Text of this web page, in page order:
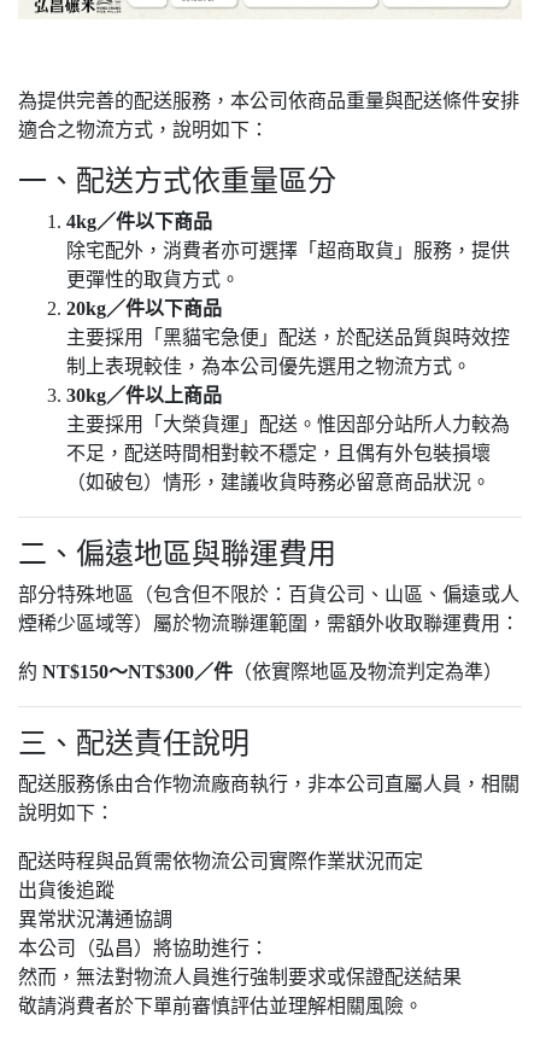
為提供完善的配送服務，本公司依商品重量與配送條件安排
適合之物流方式，說明如下：
一、配送方式依重量區分
4kg／件以下商品
除宅配外，消費者亦可選擇「超商取貨」服務，提供
更彈性的取貨方式。
20kg／件以下商品
主要採用「黑貓宅急便」配送，於配送品質與時效控
制上表現較佳，為本公司優先選用之物流方式。
30kg／件以上商品
主要採用「大榮貨運」配送。惟因部分站所人力較為
不足，配送時間相對較不穩定，且偶有外包裝損壞
（如破包）情形，建議收貨時務必留意商品狀況。
二、偏遠地區與聯運費用
部分特殊地區（包含但不限於：百貨公司、山區、偏遠或人
煙稀少區域等）屬於物流聯運範圍，需額外收取聯運費用：
約 NT$150～NT$300／件 （依實際地區及物流判定為準）
三、配送責任說明
配送服務係由合作物流廠商執行，非本公司直屬人員，相關
說明如下：
配送時程與品質需依物流公司實際作業狀況而定
出貨後追蹤
異常狀況溝通協調
本公司（弘昌）將協助進行：
然而，無法對物流人員進行強制要求或保證配送結果
敬請消費者於下單前審慎評估並理解相關風險。